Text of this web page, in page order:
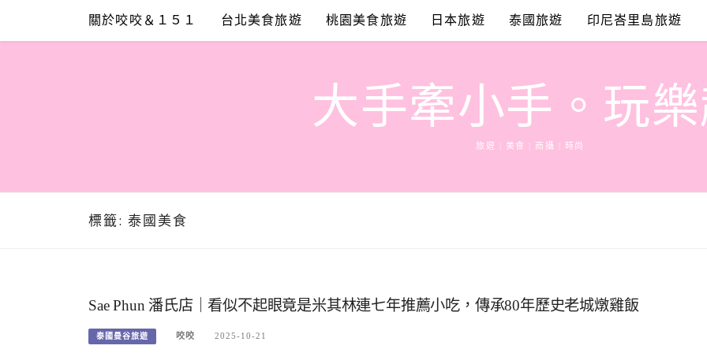
content
關於咬咬＆１５１ 台北美食旅遊 桃園美食旅遊 日本旅遊 泰國旅遊 印尼峇里島旅遊
大手牽小手。玩
旅遊 | 美食 | 商攝 | 時尚
標籤: 泰國美食
Sae Phun 潘氏店｜看似不起眼竟是米其林連七年推薦小吃，傳承80年歷史老城燉雞飯
泰國曼谷旅遊 咬咬 2025-10-21